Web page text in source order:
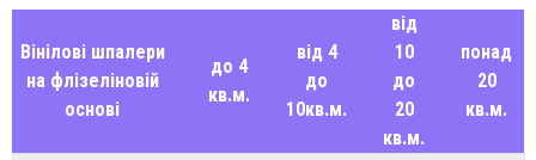
Вінілові шпалери
на флізеліновій
основі
до 4
кв.м.
від 4
до
10кв.м.
від
10
до
20
кв.м.
понад
20
кв.м.